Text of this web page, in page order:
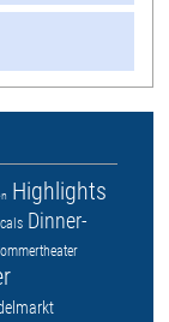
Highlights
Dinner-